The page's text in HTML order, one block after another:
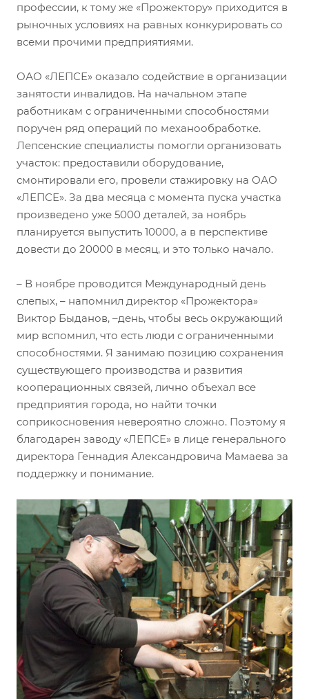
профессии, к тому же «Прожектору» приходится в
рыночных условиях на равных конкурировать со
всеми прочими предприятиями.
ОАО «ЛЕПСЕ» оказало содействие в организации
занятости инвалидов. На начальном этапе
работникам с ограниченными способностями
поручен ряд операций по механообработке.
Лепсенские специалисты помогли организовать
участок: предоставили оборудование,
смонтировали его, провели стажировку на ОАО
«ЛЕПСЕ». За два месяца с момента пуска участка
произведено уже 5000 деталей, за ноябрь
планируется выпустить 10000, а в перспективе
довести до 20000 в месяц, и это только начало.
– В ноябре проводится Международный день
слепыx, – напомнил директор «Прожектора»
Виктор Быданов, –день, чтобы весь окружающий
мир вспомнил, что есть люди с ограниченными
способностями. Я занимаю позицию сохранения
существующего производства и развития
кооперационных связей, лично объехал все
предприятия города, но найти точки
соприкосновения невероятно сложно. Поэтому я
благодарен заводу «ЛЕПСЕ» в лице генерального
директора Геннадия Александровича Мамаева за
поддержку и понимание.